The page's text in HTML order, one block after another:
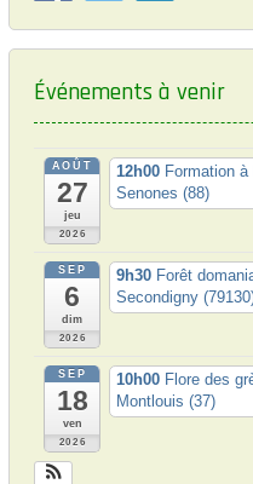
d
Événements à venir
AOÛT
27
jeu
2026
12h00 Formation
Senones (88)
SEP
6
dim
2026
9h30 Forêt
Secondigny
SEP
18
ven
2026
10h00 Flore des
Montlouis (37)